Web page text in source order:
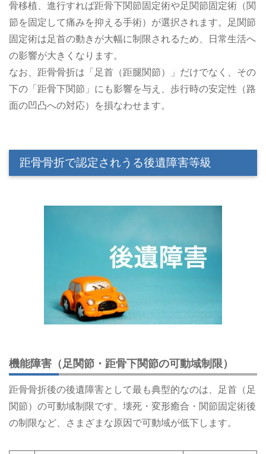
骨移植、進行すれば距骨下関節固定術や足関節固定術（関
節を固定して痛みを抑える手術）が選択されます。足関節
固定術は足首の動きが大幅に制限されるため、日常生活へ
の影響が大きくなります。
なお、距骨骨折は「足首（距腿関節）」だけでなく、その
下の「距骨下関節」にも影響を与え、歩行時の安定性（路
面の凹凸への対応）を損なわせます。
距骨骨折で認定されうる後遺障害等級
機能障害（足関節・距骨下関節の可動域制限）
距骨骨折後の後遺障害として最も典型的なのは、足首（足
関節）の可動域制限です。壊死・変形癒合・関節固定術後
の制限など、さまざまな原因で可動域が低下します。